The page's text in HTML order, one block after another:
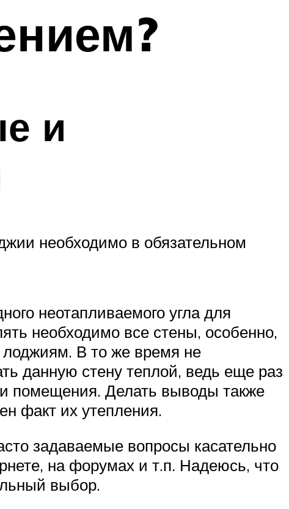
и
необходимо в обязательном
неотапливаемого угла для
необходимо все стены, особенно,
В то же время не
данную стену теплой, ведь еще раз
помещения. Делать выводы также
факт их утепления.
задаваемые вопросы касательно
на форумах и т.п. Надеюсь, что
выбор.